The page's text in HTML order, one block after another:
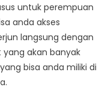
untuk perempuan
anda akses
langsung dengan
akan banyak
bisa anda miliki di